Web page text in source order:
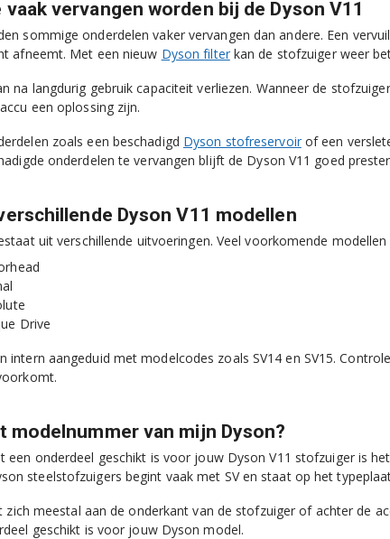
vervangen worden bij de Dyson V11
sommige onderdelen vaker vervangen dan andere. Een
afneemt. Met een nieuw Dyson filterkan de stofzuiger weer
na langdurig gebruik capaciteit verliezen. Wanneer de
een oplossing zijn.
zoals een beschadigd Dyson stofreservoirof een
onderdelen te vervangen blijft de Dyson V11 goed
Dyson V11 modellen
uit verschillende uitvoeringen. Veel voorkomende
Drive
intern aangeduid met modelcodes zoals SV14 en SV15.
modelnummer van mijn Dyson?
een onderdeel geschikt is voor jouw Dyson V11 stofzuiger is
steelstofzuigers begint vaak met SV en staat op het
zich meestal aan de onderkant van de stofzuiger of achter de
geschikt is voor jouw Dyson model.